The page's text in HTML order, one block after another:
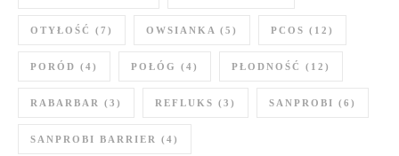
OTYŁOŚĆ (7) OWSIANKA (5) PCOS (12)
PORÓD (4) POŁÓG (4) PŁODNOŚĆ (12)
RABARBAR (3) REFLUKS (3) SANPROBI (6)
SANPROBI BARRIER (4)